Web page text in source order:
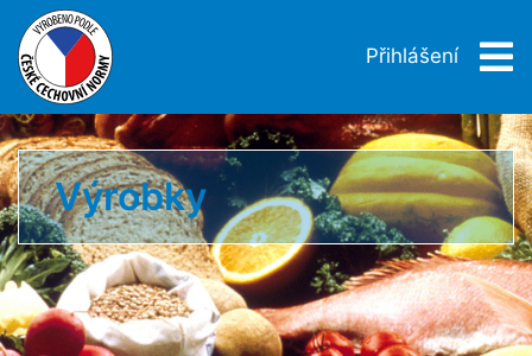
Přihlášení
Výrobky